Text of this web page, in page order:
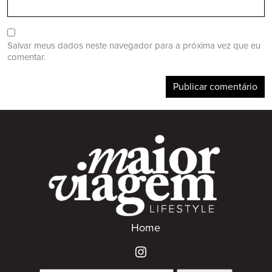
Salvar meus dados neste navegador para a próxima vez que eu
comentar.
Home